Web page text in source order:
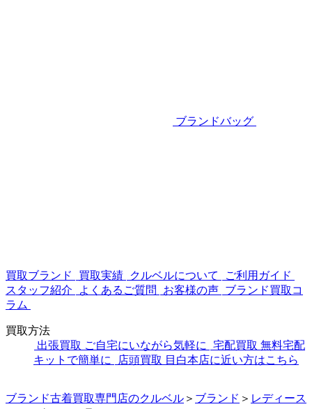
ブランドバッグ
買取ブランド 買取実績 クルベルについて
ご利用ガイド
スタッフ紹介
よくあるご質問 お客様の声 ブランド買取コ
ラム
買取方法
出張買取 ご自宅にいながら気軽に 宅配買取 無料宅配
キットで簡単に
店頭買取 目白本店に近い方はこちら
ブランド古着買取専門店のクルベル ＞ ブランド ＞ レディース